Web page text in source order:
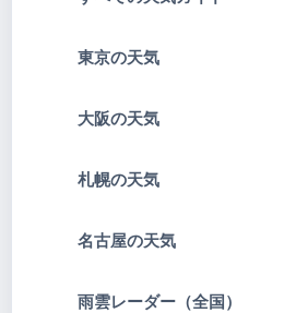
東京の天気
大阪の天気
札幌の天気
名古屋の天気
雨雲レーダー（全国）